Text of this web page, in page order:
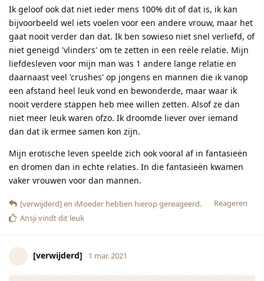
Ik geloof ook dat niet ieder mens 100% dit of dat is, ik kan
bijvoorbeeld wel iets voelen voor een andere vrouw, maar het
gaat nooit verder dan dat. Ik ben sowieso niet snel verliefd, of
niet geneigd 'vlinders' om te zetten in een reële relatie. Mijn
liefdesleven voor mijn man was 1 andere lange relatie en
daarnaast veel 'crushes' op jongens en mannen die ik vanop
een afstand heel leuk vond en bewonderde, maar waar ik
nooit verdere stappen heb mee willen zetten. Alsof ze dan
niet meer leuk waren ofzo. Ik droomde liever over iemand
dan dat ik ermee samen kon zijn.
Mijn erotische leven speelde zich ook vooral af in fantasieën
en dromen dan in echte relaties. In die fantasieën kwamen
vaker vrouwen voor dan mannen.
Reageren
[verwijderd]en iMoeder hebben hierop gereageerd.
Ansjivindt dit leuk
[verwijderd] 1 mar. 2021